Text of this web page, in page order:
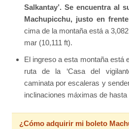
Salkantay’. Se encuentra al
Machupicchu, justo en
cima de la montaña está a
mar (10,111 ft).
El ingreso a esta montaña está
ruta de la ‘Casa del
caminata por escaleras y
inclinaciones máximas de hasta
¿Cómo adquirir mi boleto